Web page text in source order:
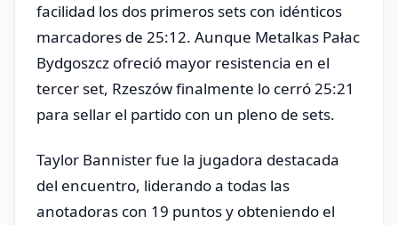
facilidad los dos primeros sets con idénticos
marcadores de 25:12. Aunque Metalkas Pałac
Bydgoszcz ofreció mayor resistencia en el
tercer set, Rzeszów finalmente lo cerró 25:21
para sellar el partido con un pleno de sets.
Taylor Bannister fue la jugadora destacada
del encuentro, liderando a todas las
anotadoras con 19 puntos y obteniendo el